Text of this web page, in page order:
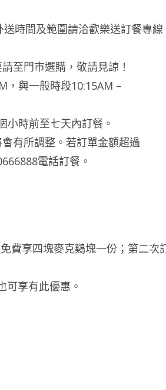
時間及範圍請洽歡樂送訂餐專線
至門市選購，敬請見諒！
，與一般時段10:15AM –
小時前至七天內訂餐。
有所調整。若訂單金額超過
電話訂餐。
費享四塊麥克鷄塊一份；第二次
可享有此優惠。